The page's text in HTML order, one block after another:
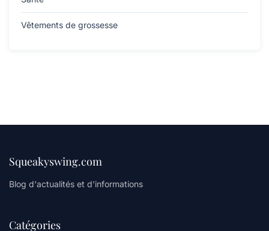
Vêtements de grossesse
Squeakyswing.com
Blog d'actualités et d'informations
Catégories